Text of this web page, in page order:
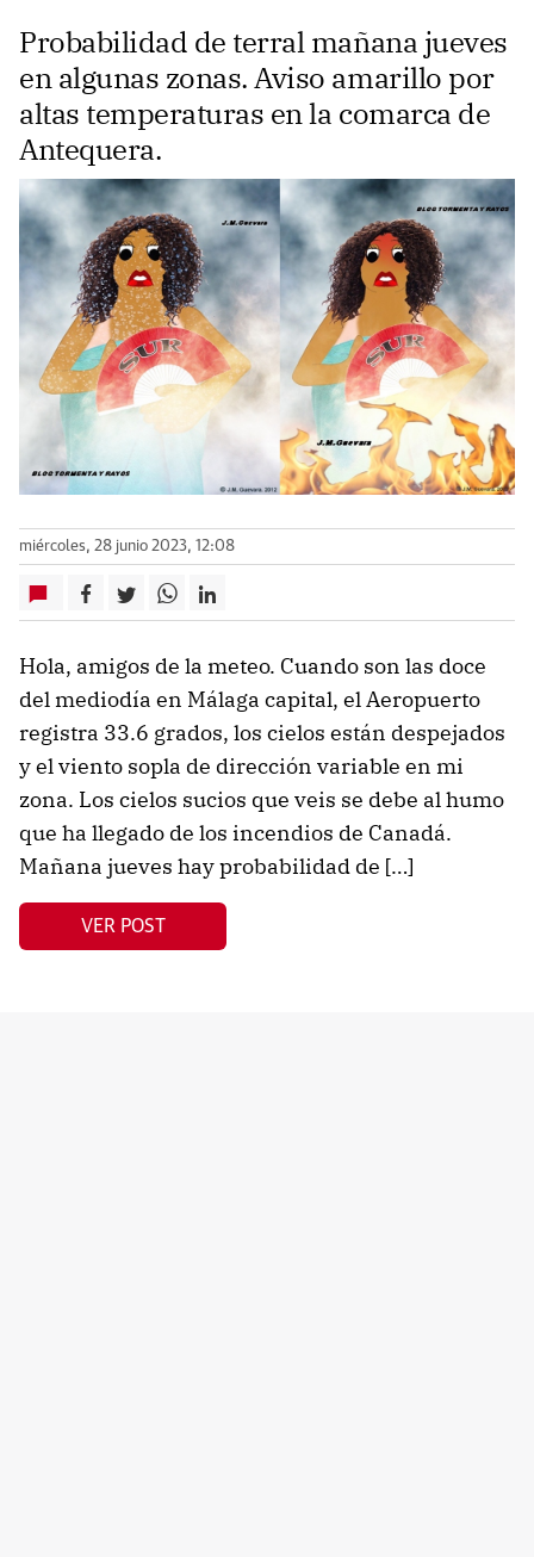
Probabilidad de terral mañana jueves
en algunas zonas. Aviso amarillo por
altas temperaturas en la comarca de
Antequera.
miércoles, 28 junio 2023, 12:08
Hola, amigos de la meteo. Cuando son las doce
del mediodía en Málaga capital, el Aeropuerto
registra 33.6 grados, los cielos están despejados
y el viento sopla de dirección variable en mi
zona. Los cielos sucios que veis se debe al humo
que ha llegado de los incendios de Canadá.
Mañana jueves hay probabilidad de […]
VER POST